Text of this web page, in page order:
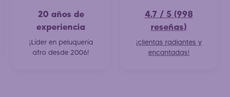
20 años de
experiencia
¡Líder en peluquería
afro desde 2006!
4.7 / 5 (998
reseñas)
¡clientas radiantes y
encantadas!